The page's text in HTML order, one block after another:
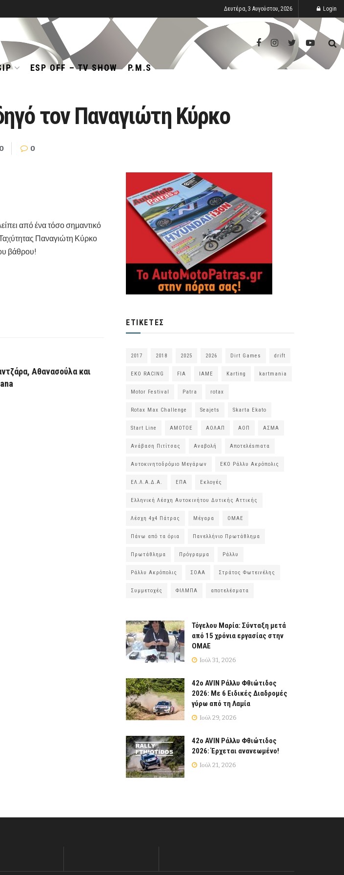
Δευτέρα, 3 Αυγούστου, 2026 Login
ESP OFF – TV SHOW P.M.S
τον Παναγιώτη Κύρκο
0 0
από ένα τόσο σημαντικό
Παναγιώτη Κύρκο
βάθρου!
Αθανασούλα και
ΕΤΙΚΈΤΕΣ
2017 2018 2025 2026 Dirt Games drift
EKO RACING FIA IAME Karting kartmania
Motor Festival Patra rotax
Rotax Max Challenge Seajets Skarta Ekato
Start Line ΑΜΟΤΟΕ ΑΟΛΑΠ ΑΟΠ ΑΣΜΑ
Ανάβαση Πιτίτσας Αναβολή Αποτελέsmατα
Αυτοκινητοδρόμιο Μεγάρων ΕΚΟ Ράλλυ Ακρόπολις
ΕΛ.Λ.Α.Δ.Α. ΕΠΑ Εκλογές
Ελληνική Λέσχη Αυτοκινήτου Δυτικής Αττικής
Λέσχη 4χ4 Πάτρας Μέγαρα ΟΜΑΕ
Πάνω από τα όρια Πανελλήνιο Πρωτάθλημα
Πρωτάθλημα Πρόγραμμα Ράλλυ
Ράλλυ Ακρόπολις ΣΟΑΑ Στράτος Φωτεινέλης
Συμμετοχές ΦΙΛΜΠΑ αποτελέσματα
Τόγελου Μαρία: Σύνταξη μετά
από 15 χρόνια εργασίας στην
ΟΜΑΕ
Ιούλ 31, 2026
42ο AVIN Ράλλυ Φθιώτιδος
2026: Με 6 Ειδικές Διαδρομές
γύρω από τη Λαμία
Ιούλ 29, 2026
42ο AVIN Ράλλυ Φθιώτιδος
2026: Έρχεται ανανεωμένο!
Ιούλ 21, 2026